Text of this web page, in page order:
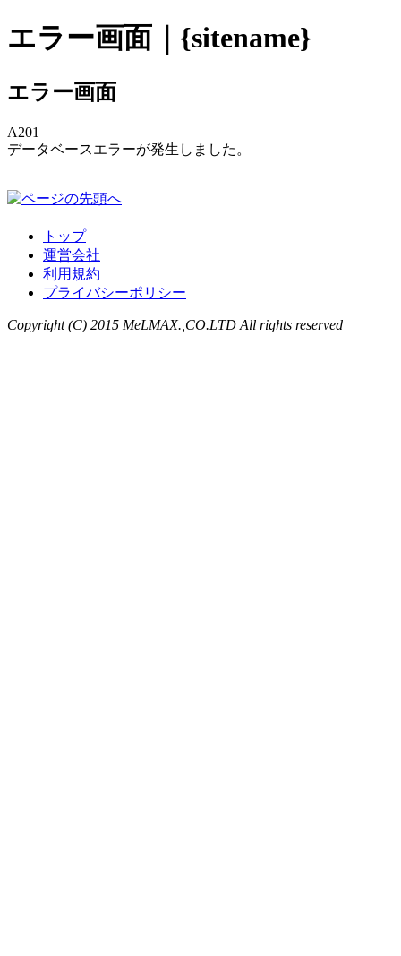
エラー画面｜{sitename}
エラー画面
A201
データベースエラーが発生しました。
トップ
運営会社
利用規約
プライバシーポリシー
Copyright (C) 2015 MeLMAX.,CO.LTD All rights reserved